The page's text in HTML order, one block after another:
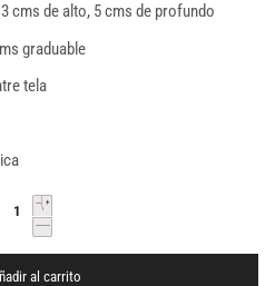
cms de alto, 5 cms de profundo
graduable
tela
al carrito